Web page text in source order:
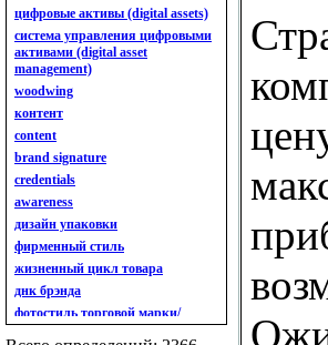
анализ кластерный
анализ конкурентов
анализ кросс-культурных
особенностей
анализ мак кинси «7s»
анализ макросистемы
анализ маркетинговый
анализ рынка
анализ ситуационный
анализ экспертный
индивидуальный
анкета
ассортимент
ассортимент товарный.
планирование товарного
ассортимента
ассортимент. глубина
цифровые активы (digital assets)
система управления цифровыми
активами (digital asset
management)
woodwing
контент
content
brand signature
credentials
awareness
дизайн упаковки
фирменный стиль
жизненный цикл товара
днк брэнда
фотостиль торговой марки/
линейки продукции